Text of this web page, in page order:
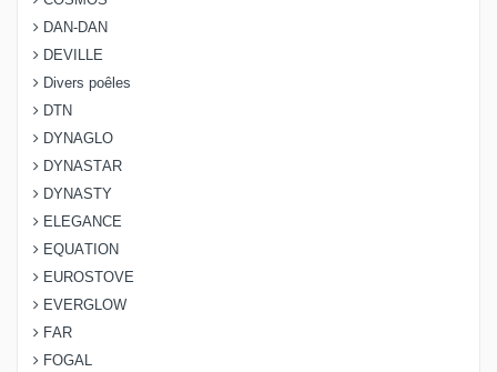
DAN-DAN
DEVILLE
Divers poêles
DTN
DYNAGLO
DYNASTAR
DYNASTY
ELEGANCE
EQUATION
EUROSTOVE
EVERGLOW
FAR
FOGAL